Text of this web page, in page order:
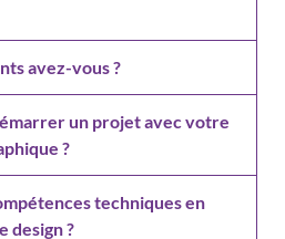
avez-vous ?
un projet avec votre
?
techniques en
design ?